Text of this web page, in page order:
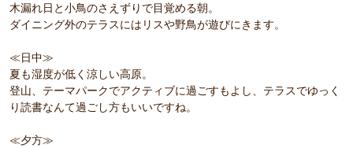
木漏れ日と小鳥のさえずりで目覚める朝。
ダイニング外のテラスにはリスや野鳥が遊びにきます。
≪日中≫
夏も湿度が低く涼しい高原。
登山、テーマパークでアクティブに過ごすもよし、テラスでゆっく
り読書なんて過ごし方もいいですね。
≪夕方≫